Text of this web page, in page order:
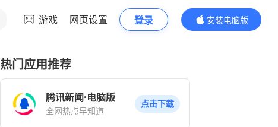
游戏 网页设置 登录
安装电脑版
内容更精彩
热门应用推荐
腾讯新闻·电脑版
全网热点早知道
点击下载